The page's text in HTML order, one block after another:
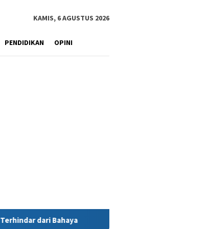
KAMIS, 6 AGUSTUS 2026
PENDIDIKAN OPINI
MIND ID Tegaskan Dukungan Penuh Bagi PT Vale di